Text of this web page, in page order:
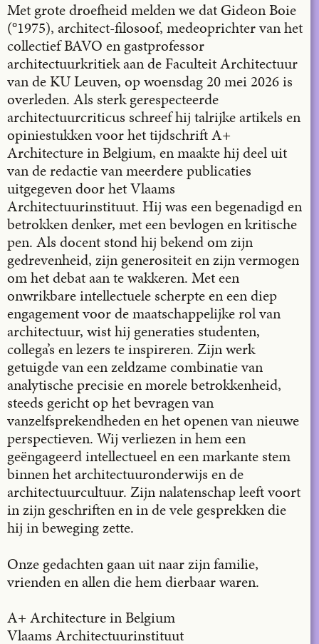
Email
Met grote droefheid melden we dat Gideon Boie
(°1975), architect-filosoof, medeoprichter van het
collectief BAVO en gastprofessor
architectuurkritiek aan de Faculteit Architectuur
van de KU Leuven, op woensdag 20 mei 2026 is
overleden. Als sterk gerespecteerde
architectuurcriticus schreef hij talrijke artikels en
opiniestukken voor het tijdschrift A+
Architecture in Belgium, en maakte hij deel uit
van de redactie van meerdere publicaties
uitgegeven door het Vlaams
Architectuurinstituut. Hij was een begenadigd en
betrokken denker, met een bevlogen en kritische
pen. Als docent stond hij bekend om zijn
gedrevenheid, zijn generositeit en zijn vermogen
om het debat aan te wakkeren. Met een
onwrikbare intellectuele scherpte en een diep
engagement voor de maatschappelijke rol van
architectuur, wist hij generaties studenten,
collega’s en lezers te inspireren. Zijn werk
getuigde van een zeldzame combinatie van
analytische precisie en morele betrokkenheid,
steeds gericht op het bevragen van
vanzelfsprekendheden en het openen van nieuwe
perspectieven. Wij verliezen in hem een
geëngageerd intellectueel en een markante stem
binnen het architectuuronderwijs en de
architectuurcultuur. Zijn nalatenschap leeft voort
in zijn geschriften en in de vele gesprekken die
hij in beweging zette.
Onze gedachten gaan uit naar zijn familie,
vrienden en allen die hem dierbaar waren.
A+ Architecture in Belgium
Vlaams Architectuurinstituut